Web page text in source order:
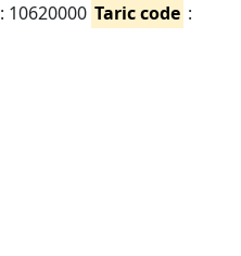
: 10620000 Taric code :